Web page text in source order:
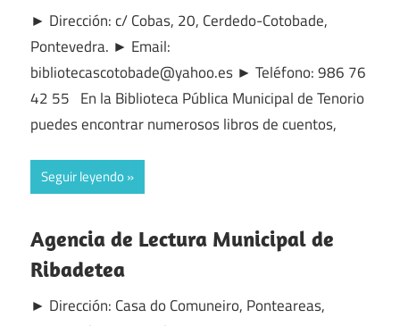
► Dirección: c/ Cobas, 20, Cerdedo-Cotobade,
Pontevedra. ► Email:
bibliotecascotobade@yahoo.es ► Teléfono: 986 76
42 55 En la Biblioteca Pública Municipal de Tenorio
puedes encontrar numerosos libros de cuentos,
Seguir leyendo
Agencia de Lectura Municipal de
Ribadetea
► Dirección: Casa do Comuneiro, Ponteareas,